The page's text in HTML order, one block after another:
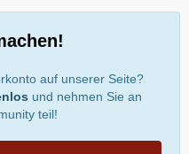
auf unserer Seite?
und nehmen Sie an
teil!